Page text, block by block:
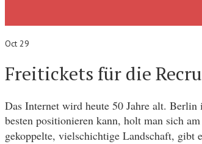
Oct 29
Freitickets für die
Das Internet wird heute 50 Jahre alt.
besten positionieren kann, holt man sich
gekoppelte, vielschichtige Landschaft, gibt